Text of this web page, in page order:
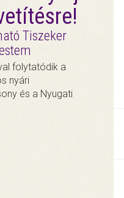
Tiszeker
folytatódik a
nyári
és a Nyugati